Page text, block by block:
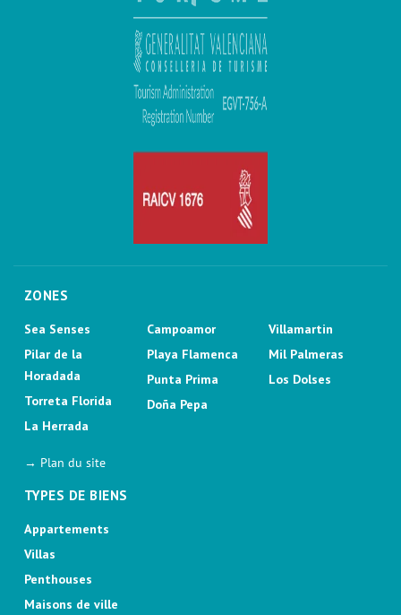
ZONES
Sea Senses
Pilar de la
Horadada
Torreta Florida
La Herrada
Campoamor
Playa Flamenca
Punta Prima
Doña Pepa
Villamartin
Mil Palmeras
Los Dolses
→ Plan du site
TYPES DE BIENS
Appartements
Villas
Penthouses
Maisons de ville